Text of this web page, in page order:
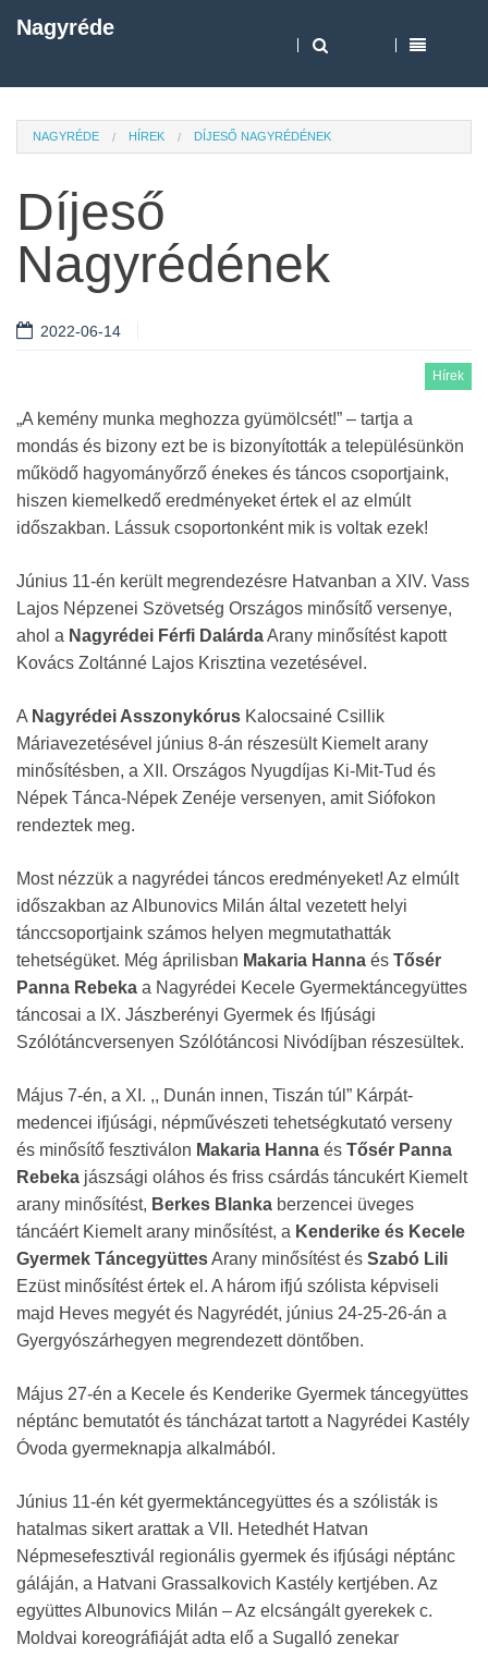
Nagyréde
NAGYRÉDE HÍREK DÍJESŐ NAGYRÉDÉNEK
Díjeső
Nagyrédének
2022-06-14
Hírek
„A kemény munka meghozza gyümölcsét!” – tartja a
mondás és bizony ezt be is bizonyították a településünkön
működő hagyományőrző énekes és táncos csoportjaink,
hiszen kiemelkedő eredményeket értek el az elmúlt
időszakban. Lássuk csoportonként mik is voltak ezek!
Június 11-én került megrendezésre Hatvanban a XIV. Vass
Lajos Népzenei Szövetség Országos minősítő versenye,
ahol a Nagyrédei Férfi DalárdaArany minősítést kapott
Kovács Zoltánné Lajos Krisztina vezetésével.
A Nagyrédei Asszonykórus Kalocsainé Csillik
Máriavezetésével június 8-án részesült Kiemelt arany
minősítésben, a XII. Országos Nyugdíjas Ki-Mit-Tud és
Népek Tánca-Népek Zenéje versenyen, amit Siófokon
rendeztek meg.
Most nézzük a nagyrédei táncos eredményeket! Az elmúlt
időszakban az Albunovics Milán által vezetett helyi
tánccsoportjaink számos helyen megmutathatták
tehetségüket. Még áprilisban Makaria Hanna és Tősér
Panna Rebeka a Nagyrédei Kecele Gyermektáncegyüttes
táncosai a IX. Jászberényi Gyermek és Ifjúsági
Szólótáncversenyen Szólótáncosi Nivódíjban részesültek.
Május 7-én, a XI. ,, Dunán innen, Tiszán túl” Kárpát-
medencei ifjúsági, népművészeti tehetségkutató verseny
és minősítő fesztiválon Makaria Hanna és Tősér Panna
Rebeka jászsági oláhos és friss csárdás táncukért Kiemelt
arany minősítést, Berkes Blanka berzencei üveges
táncáért Kiemelt arany minősítést, a Kenderike és Kecele
Gyermek TáncegyüttesArany minősítést és Szabó Lili
Ezüst minősítést értek el. A három ifjú szólista képviseli
majd Heves megyét és Nagyrédét, június 24-25-26-án a
Gyergyószárhegyen megrendezett döntőben.
Május 27-én a Kecele és Kenderike Gyermek táncegyüttes
néptánc bemutatót és táncházat tartott a Nagyrédei Kastély
Óvoda gyermeknapja alkalmából.
Június 11-én két gyermektáncegyüttes és a szólisták is
hatalmas sikert arattak a VII. Hetedhét Hatvan
Népmesefesztivál regionális gyermek és ifjúsági néptánc
gáláján, a Hatvani Grassalkovich Kastély kertjében. Az
együttes Albunovics Milán – Az elcsángált gyerekek c.
Moldvai koreográfiáját adta elő a Sugalló zenekar